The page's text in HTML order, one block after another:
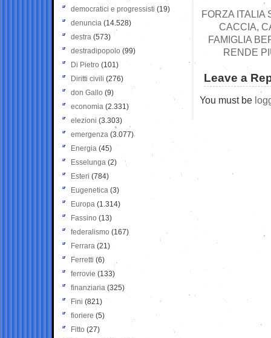
FORZA ITALIA
CACCIA,
FAMIGLIA
RENDE
Leave a
You must be
democratici e progressisti (19)
denuncia (14.528)
destra (573)
destradipopolo (99)
Di Pietro (101)
Diritti civili (276)
don Gallo (9)
economia (2.331)
elezioni (3.303)
emergenza (3.077)
Energia (45)
Esselunga (2)
Esteri (784)
Eugenetica (3)
Europa (1.314)
Fassino (13)
federalismo (167)
Ferrara (21)
Ferretti (6)
ferrovie (133)
finanziaria (325)
Fini (821)
fioriere (5)
Fitto (27)